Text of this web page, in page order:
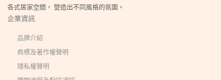
各式居家空間， 營造出不同風格的氛圍。
企業資訊
品牌介紹
商標及著作權聲明
隱私權聲明